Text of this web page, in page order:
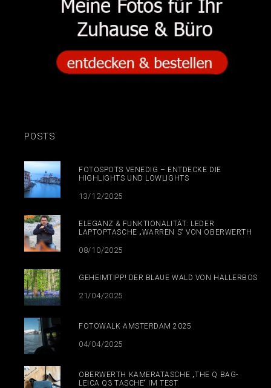
POSTS
FOTOSPOTS VENEDIG – ENTDECKE DIE
HIGHLIGHTS UND LOWLIGHTS
13/12/2025
ELEGANZ & FUNKTIONALITÄT: LEDER
LAPTOPTASCHE „WARREN S“ VON OBERWERTH
08/10/2025
GEHEIMTIPP! DER BLAUE WALD VON HALLERBOS
21/04/2025
FOTOWALK AMSTERDAM 2025
04/04/2025
OBERWERTH KAMERATASCHE „THE Q BAG-
LEICA Q3 TASCHE“ IM TEST